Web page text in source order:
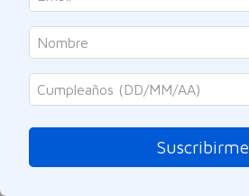
Suscribirme